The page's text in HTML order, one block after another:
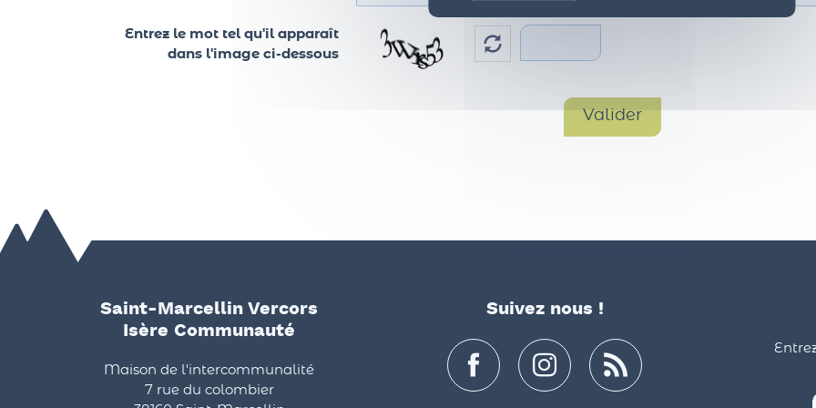
Entrez le mot tel qu'il apparaît
dans l'image ci-dessous
Saint-Marcellin Vercors
Isère Communauté
Maison de l'intercommunalité
7 rue du colombier
Suivez nous !